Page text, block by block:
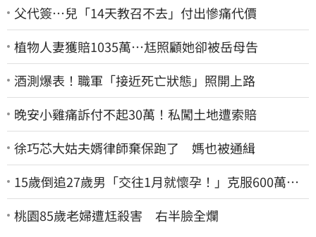
父代簽…兒「14天教召不去」付出慘痛代價
植物人妻獲賠1035萬…尪照顧她卻被岳母告
酒測爆表！職軍「接近死亡狀態」照開上路
晚安小雞痛訴付不起30萬！私闖土地遭索賠
徐巧芯大姑夫婿律師棄保跑了 媽也被通緝
15歲倒追27歲男「交往1月就懷孕！」克服600萬債
務 36歲美魔女當阿嬤了
桃園85歲老婦遭尪殺害 右半臉全爛